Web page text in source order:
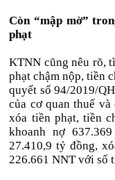
Còn “mập mờ”
phạt
KTNN cũng nêu rõ,
phạt chậm nộp, tiền
quyết số 94/2019/
của cơ quan thuế
xóa tiền phạt, tiền
khoanh nợ
27.410,9 tỷ đồng,
226.661 NNT với số